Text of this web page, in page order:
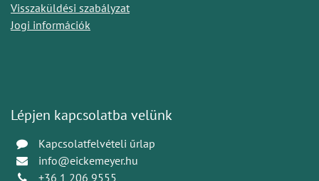
Visszaküldési szabályzat
Jogi információk
Lépjen kapcsolatba velünk
Kapcsolatfelvételi űrlap
info@eickemeyer.hu
+36 1 206 9555